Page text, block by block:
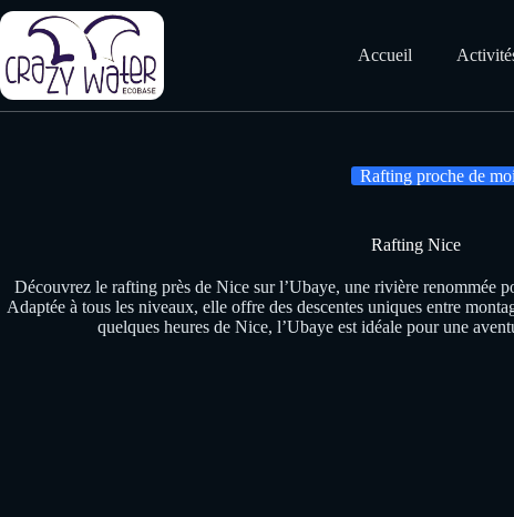
Passer
au
contenu
Accueil
Rafting proche de moi
Rafting Nice
Découvrez le rafting près de Nice sur l’Ubaye, une rivière renommée
Adaptée à tous les niveaux, elle offre des descentes uniques entre
quelques heures de Nice, l’Ubaye est idéale pour une